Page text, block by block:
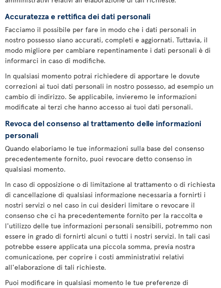
Accuratezza e rettifica dei dati personali
Facciamo il possibile per fare in modo che i dati personali in
nostro possesso siano accurati, completi e aggiornati. Tuttavia, il
modo migliore per cambiare repentinamente i dati personali è di
informarci in caso di modifiche.
In qualsiasi momento potrai richiedere di apportare le dovute
correzioni ai tuoi dati personali in nostro possesso, ad esempio un
cambio di indirizzo. Se applicabile, invieremo le informazioni
modificate ai terzi che hanno accesso ai tuoi dati personali.
Revoca del consenso al trattamento delle informazioni
personali
Quando elaboriamo le tue informazioni sulla base del consenso
precedentemente fornito, puoi revocare detto consenso in
qualsiasi momento.
In caso di opposizione o di limitazione al trattamento o di richiesta
di cancellazione di qualsiasi informazione necessaria a fornirti i
nostri servizi o nel caso in cui desideri limitare o revocare il
consenso che ci ha precedentemente fornito per la raccolta e
l'utilizzo delle tue informazioni personali sensibili, potremmo non
essere in grado di fornirti alcuni o tutti i nostri servizi. In tali casi
potrebbe essere applicata una piccola somma, previa nostra
comunicazione, per coprire i costi amministrativi relativi
all'elaborazione di tali richieste.
Puoi modificare in qualsiasi momento le tue preferenze di